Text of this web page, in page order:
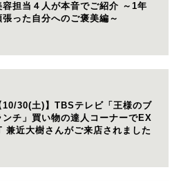
容担当４人が本音でご紹介 ～1年
張った自分へのご褒美編～
10/30(土)】TBSテレビ「王様のブ
ンチ」買い物の達人コーナーでEX
兼近大樹さんがご来店されました